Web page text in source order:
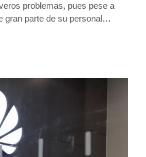
problemas, pues pese a
gran parte de su personal…